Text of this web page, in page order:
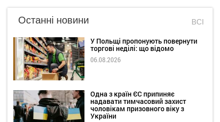
Останні новини ВСІ
У Польщі пропонують повернути
торгові неділі: що відомо
06.08.2026
Одна з країн ЄС припиняє
надавати тимчасовий захист
чоловікам призовного віку з
України